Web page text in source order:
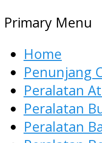
Primary Menu
Home
Penunjang
Peralatan
Peralatan
Peralatan